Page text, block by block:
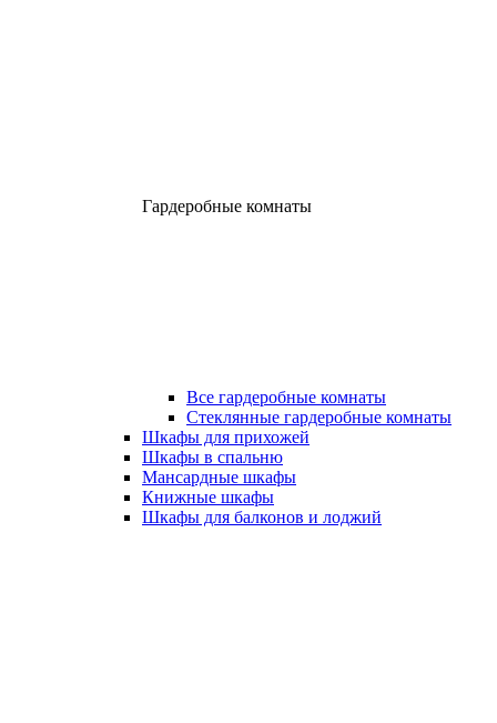
Гардеробные комнаты
Все гардеробные комнаты
Стеклянные гардеробные комнаты
Шкафы для прихожей
Шкафы в спальню
Мансардные шкафы
Книжные шкафы
Шкафы для балконов и лоджий